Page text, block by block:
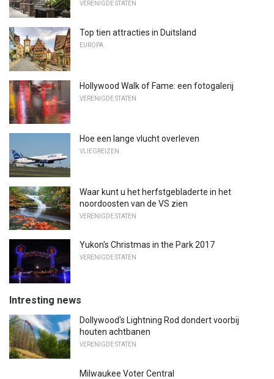
VERENIGDE STATEN
Top tien attracties in Duitsland
EUROPA
Hollywood Walk of Fame: een fotogalerij
VERENIGDE STATEN
Hoe een lange vlucht overleven
VLIEGREIZEN
Waar kunt u het herfstgebladerte in het
noordoosten van de VS zien
VERENIGDE STATEN
Yukon's Christmas in the Park 2017
VERENIGDE STATEN
Intresting news
Dollywood's Lightning Rod dondert voorbij
houten achtbanen
VERENIGDE STATEN
Milwaukee Voter Central